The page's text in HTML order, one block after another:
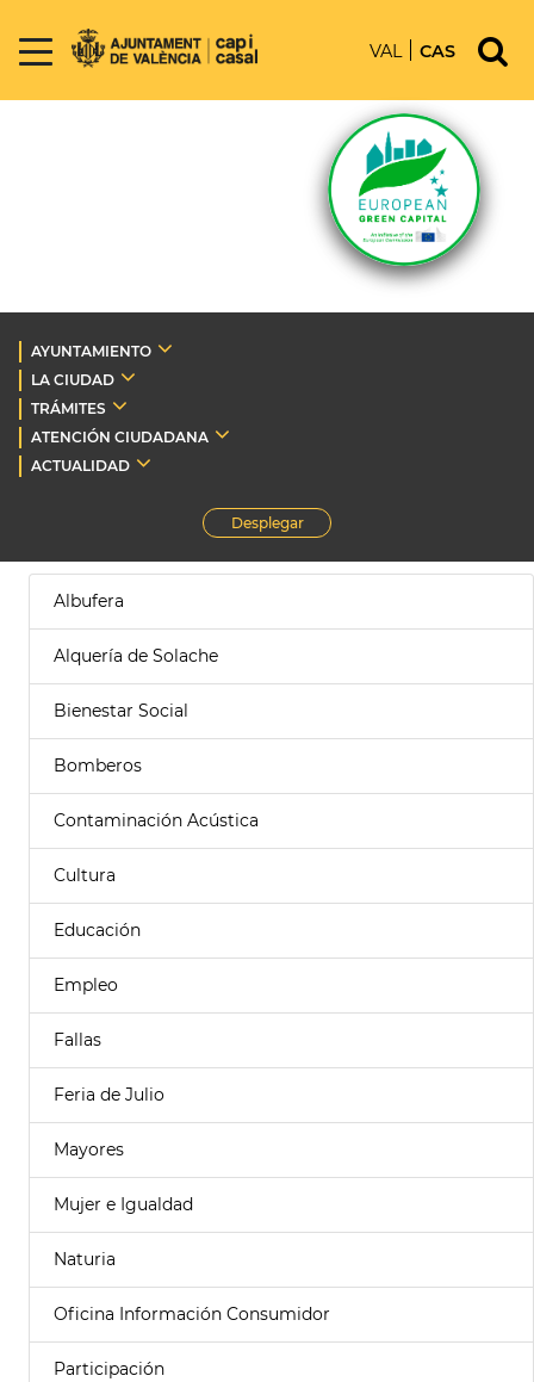
VAL CAS
AYUNTAMIENTO
LA CIUDAD
TRÁMITES
ATENCIÓN CIUDADANA
ACTUALIDAD
Desplegar
Albufera
Alquería de Solache
Bienestar Social
Bomberos
Contaminación Acústica
Cultura
Educación
Empleo
Fallas
Feria de Julio
Mayores
Mujer e Igualdad
Naturia
Oficina Información Consumidor
Participación